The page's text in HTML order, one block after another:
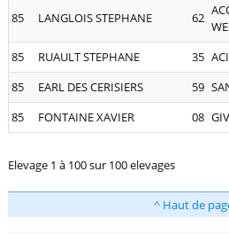
85 LANGLOIS STEPHANE 62
85 RUAULT STEPHANE 35
85
EARL DES CERISIERS 59
85
FONTAINE XAVIER 08
Elevage 1 à 100 sur 100 elevages
^ Haut de